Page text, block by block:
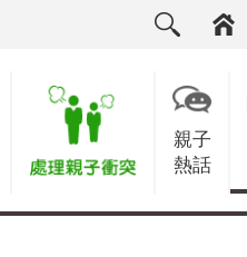
親子
熱話